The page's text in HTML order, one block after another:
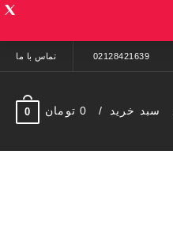
02128421639 تماس با ما
سبد خرید 0 تومان 0